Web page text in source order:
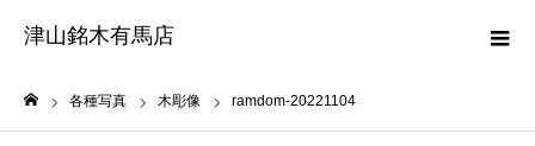
津山銘木有馬店
各種写真 木彫像 ramdom-20221104